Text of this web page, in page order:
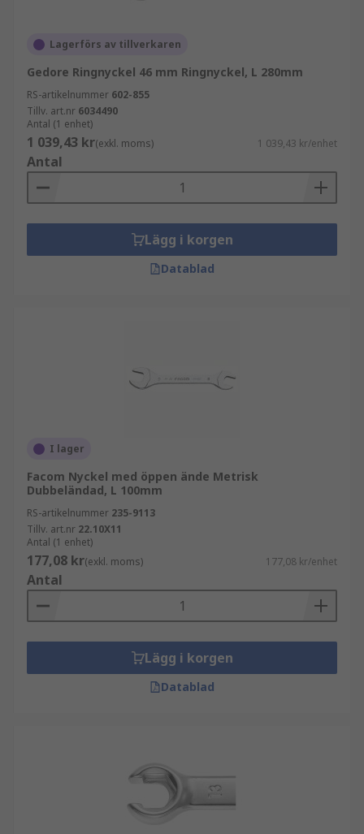
Lagerförs av tillverkaren
Gedore Ringnyckel 46 mm Ringnyckel, L 280mm
RS-artikelnummer 602-855
Tillv. art.nr 6034490
Antal (1 enhet)
1 039,43 kr(exkl. moms) 1 039,43 kr/enhet
Antal
Lägg i korgen
Datablad
I lager
Facom Nyckel med öppen ände Metrisk
Dubbeländad, L 100mm
RS-artikelnummer 235-9113
Tillv. art.nr 22.10X11
Antal (1 enhet)
177,08 kr(exkl. moms) 177,08 kr/enhet
Antal
Lägg i korgen
Datablad